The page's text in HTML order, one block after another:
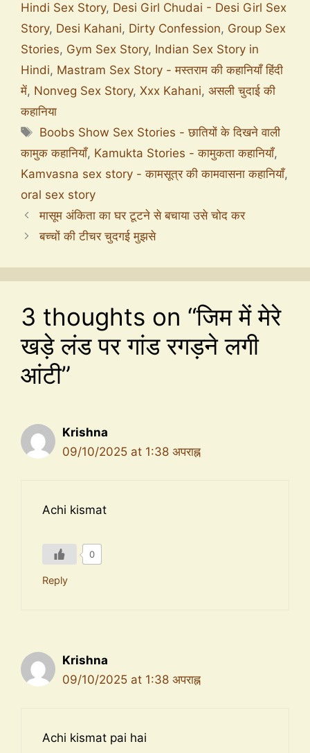
Hindi Sex Story, Desi Girl Chudai - Desi Girl Sex
Story, Desi Kahani, Dirty Confession, Group Sex
Stories, Gym Sex Story, Indian Sex Story in
Hindi, Mastram Sex Story - मस्तराम की कहानियाँ हिंदी
में, Nonveg Sex Story, Xxx Kahani, असली चुदाई की
कहानिया
Boobs Show Sex Stories - छातियों के दिखने वाली
कामुक कहानियाँ, Kamukta Stories - कामुकता कहानियाँ,
Kamvasna sex story - कामसूत्र की कामवासना कहानियाँ,
oral sex story
मासूम अंकिता का घर टूटने से बचाया उसे चोद कर
बच्चों की टीचर चुदगई मुझसे
3 thoughts on “जिम में मेरे
खड़े लंड पर गांड रगड़ने लगी
आंटी”
Krishna
09/10/2025 at 1:38 अपराह्न
Achi kismat
0
Reply
Krishna
09/10/2025 at 1:38 अपराह्न
Achi kismat pai hai